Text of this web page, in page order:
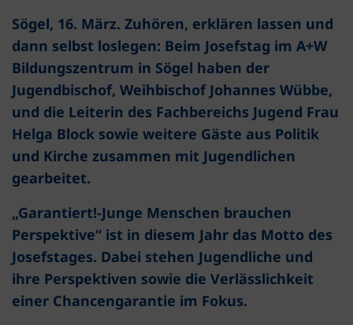
Sögel, 16. März. Zuhören, erklären lassen und
dann selbst loslegen: Beim Josefstag im A+W
Bildungszentrum in Sögel haben der
Jugendbischof, Weihbischof Johannes Wübbe,
und die Leiterin des Fachbereichs Jugend Frau
Helga Block sowie weitere Gäste aus Politik
und Kirche zusammen mit Jugendlichen
gearbeitet.
„Garantiert!-Junge Menschen brauchen
Perspektive“ ist in diesem Jahr das Motto des
Josefstages. Dabei stehen Jugendliche und
ihre Perspektiven sowie die Verlässlichkeit
einer Chancengarantie im Fokus.